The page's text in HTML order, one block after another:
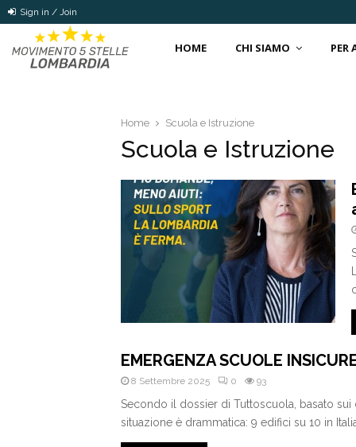
Sign in / Join
HOME CHI SIAMO PER
Home Scuola e Istruzione
Scuola e Istruzione
EMERGENZA SCUOLE
8 Settembre 2025 0 93
Secondo il dossier di Tuttoscuola, basato sui
situazione è drammatica: 9 edifici su 10 in